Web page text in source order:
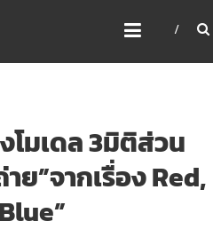
งโมเดล 3มิติส่วน
”จากเรื่อง Red,